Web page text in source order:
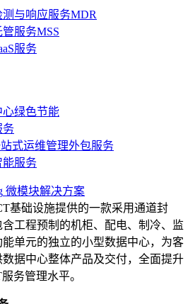
测与响应服务MDR
服务MSS
服务
心绿色节能
务
式运维管理外包服务
能服务
微模块解决方案
基础设施提供的一款采用通道封
含工程预制的机柜、配电、制冷、监
能单元的独立的小型数据中心，为客
数据中心整体产品及交付，全面提升
务管理水平。